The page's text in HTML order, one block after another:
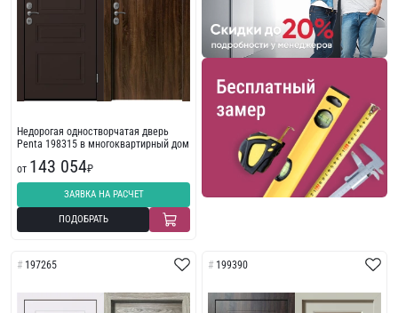
Недорогая одностворчатая дверь
Penta 198315 в многоквартирный дом
от 143 054₽
ЗАЯВКА НА РАСЧЕТ
ПОДОБРАТЬ
197265 199390